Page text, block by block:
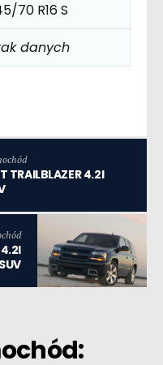
70 R16 S
danych
TRAILBLAZER 4.2I
4.2I